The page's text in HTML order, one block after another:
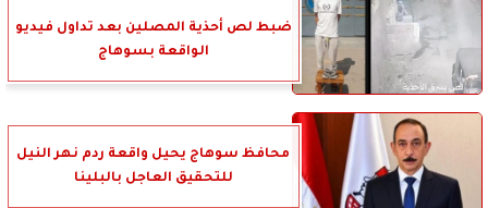
ضبط لص أحذية المصلين بعد تداول فيديو
الواقعة بسوهاج
محافظ سوهاج يحيل واقعة ردم نهر النيل
للتحقيق العاجل بالبلينا